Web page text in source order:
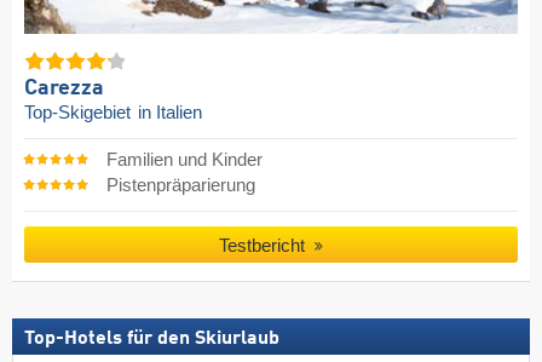
Carezza
Top-Skigebiet in Italien
Familien und Kinder
Pistenpräparierung
Testbericht
Top-Hotels für den Skiurlaub